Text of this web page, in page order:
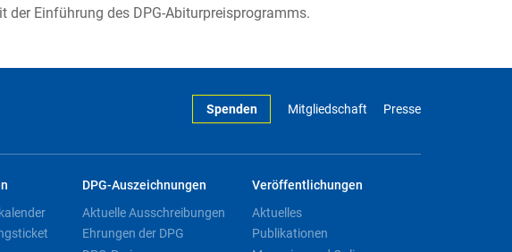
Einführung des DPG-Abiturpreisprogramms.
Spenden Mitgliedschaft Presse
DPG-Auszeichnungen
Aktuelle Ausschreibungen
Ehrungen der DPG
Veröffentlichungen
Aktuelles
Publikationen